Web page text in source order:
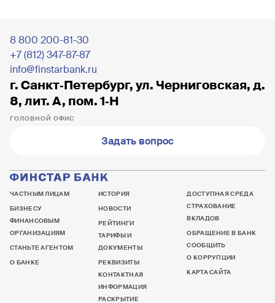
8 800 200-81-30
+7 (812) 347-87-87
info@finstarbank.ru
г. Санкт‐Петербург, ул. Черниговская, д.
8, лит. А, пом. 1‐Н
ГОЛОВНОЙ ОФИС
Задать вопрос
ЧАСТНЫМ ЛИЦАМ
БИЗНЕСУ
ФИНАНСОВЫМ
ОРГАНИЗАЦИЯМ
СТАНЬТЕ АГЕНТОМ
О БАНКЕ
ИСТОРИЯ
НОВОСТИ
РЕЙТИНГИ
ТАРИФЫ И
ДОКУМЕНТЫ
РЕКВИЗИТЫ
КОНТАКТНАЯ
ИНФОРМАЦИЯ
РАСКРЫТИЕ
ДОСТУПНАЯ СРЕДА
СТРАХОВАНИЕ
ВКЛАДОВ
ОБРАЩЕНИЕ В БАНК
СООБЩИТЬ
О КОРРУПЦИИ
КАРТА САЙТА